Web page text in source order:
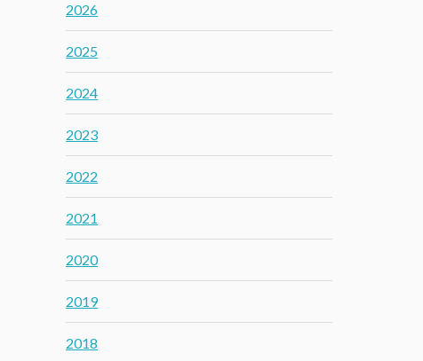
2026
2025
2024
2023
2022
2021
2020
2019
2018